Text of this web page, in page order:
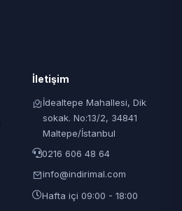
İletişim
İdealtepe Mahallesi, Dik
sokak. No:13/2, 34841
Maltepe/İstanbul
0216 606 48 64
info@indirimal.com
Hafta içi 09:00 - 18:00